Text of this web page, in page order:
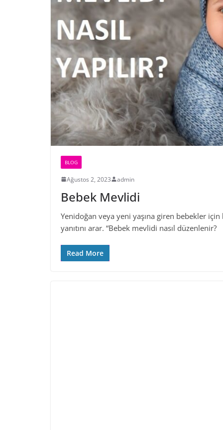
BLOG
Ağustos 2, 2023 admin
Bebek Mevlidi
Yenidoğan veya yeni yaşına giren bebekler
yanıtını arar. “Bebek mevlidi nasıl düzenlenir?
Read More